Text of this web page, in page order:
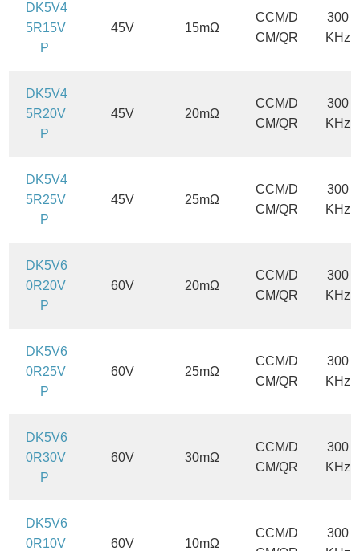
DK5V4
5R15V
P
45V 15mΩ
CCM/D
CM/QR
300
KHz
DK5V4
5R20V
P
45V 20mΩ
CCM/D
CM/QR
300
KHz
DK5V4
5R25V
P
45V 25mΩ
CCM/D
CM/QR
300
KHz
DK5V6
0R20V
P
60V 20mΩ
CCM/D
CM/QR
300
KHz
DK5V6
0R25V
P
60V 25mΩ
CCM/D
CM/QR
300
KHz
DK5V6
0R30V
P
60V 30mΩ
CCM/D
CM/QR
300
KHz
DK5V6
0R10V
60V 10mΩ
CCM/D
300